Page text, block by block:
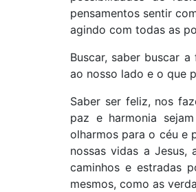
pensamentos sentir
agindo com todas as
Buscar, saber buscar
ao nosso lado e o que
Saber ser feliz, nos
paz e harmonia
olharmos para o céu e
nossas vidas a Jesus,
caminhos e estradas
mesmos, como as